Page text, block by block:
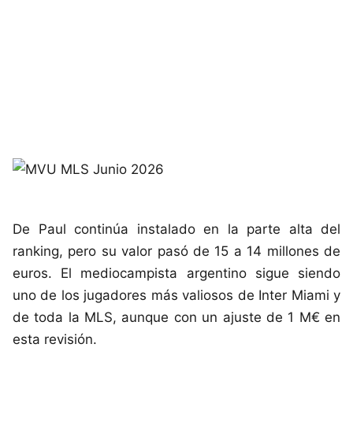
De Paul continúa instalado en la parte alta del
ranking, pero su valor pasó de 15 a 14 millones de
euros. El mediocampista argentino sigue siendo
uno de los jugadores más valiosos de Inter Miami y
de toda la MLS, aunque con un ajuste de 1 M€ en
esta revisión.